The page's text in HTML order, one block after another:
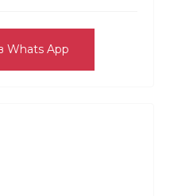
Whats App